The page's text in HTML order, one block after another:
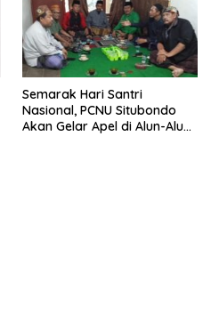
Semarak Hari Santri
Nasional, PCNU Situbondo
Akan Gelar Apel di Alun-Alun